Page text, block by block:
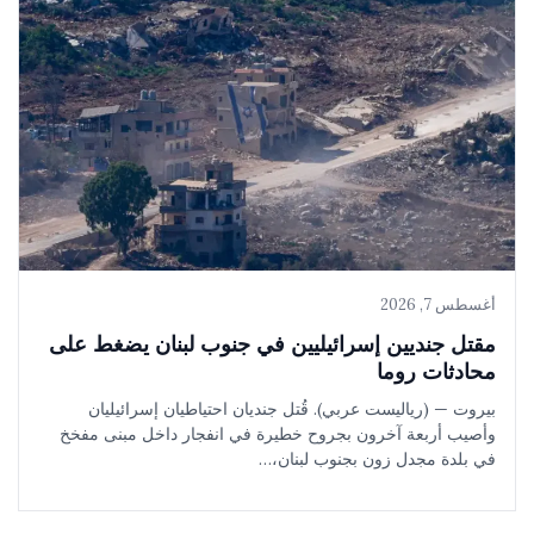
أغسطس 7, 2026
مقتل جنديين إسرائيليين في جنوب لبنان يضغط على
محادثات روما
بيروت — (رياليست عربي). قُتل جنديان احتياطيان إسرائيليان
وأصيب أربعة آخرون بجروح خطيرة في انفجار داخل مبنى مفخخ
في بلدة مجدل زون بجنوب لبنان،…